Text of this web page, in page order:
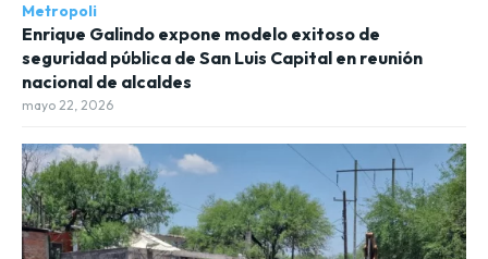
Metropoli
Enrique Galindo expone modelo exitoso de
seguridad pública de San Luis Capital en reunión
nacional de alcaldes
mayo 22, 2026